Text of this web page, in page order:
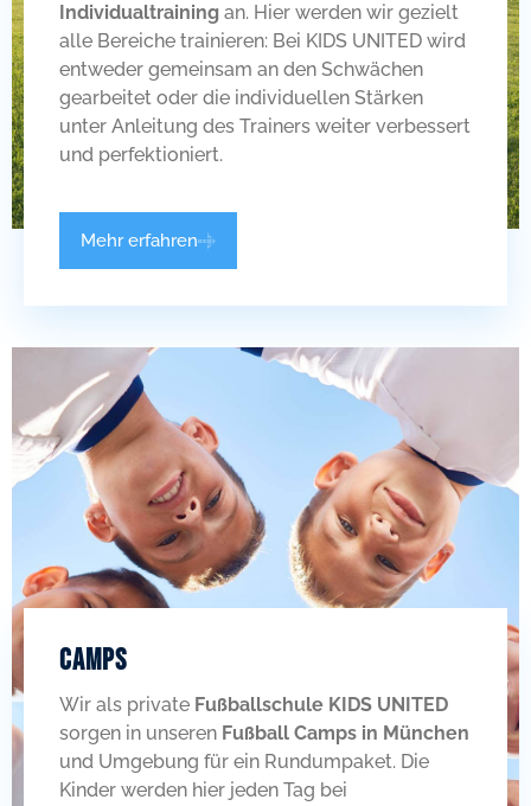
Individualtraining an. Hier werden wir gezielt
alle Bereiche trainieren: Bei KIDS UNITED wird
entweder gemeinsam an den Schwächen
gearbeitet oder die individuellen Stärken
unter Anleitung des Trainers weiter verbessert
und perfektioniert.
Mehr erfahren
Camps
Wir als private Fußballschule KIDS UNITED
sorgen in unseren Fußball Camps in München
und Umgebung für ein Rundumpaket. Die
Kinder werden hier jeden Tag bei